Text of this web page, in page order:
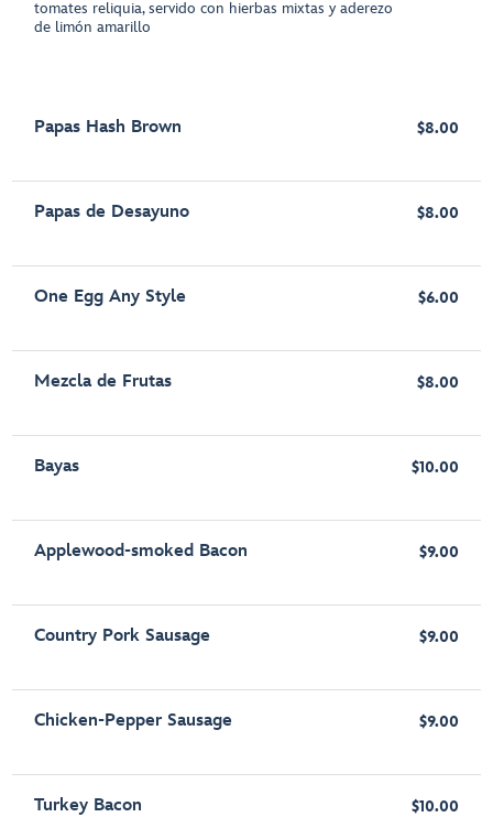
tomates reliquia, servido con hierbas mixtas y aderezo
de limón amarillo
Papas Hash Brown $8.00
Papas de Desayuno $8.00
One Egg Any Style $6.00
Mezcla de Frutas $8.00
Bayas $10.00
Applewood-smoked Bacon $9.00
Country Pork Sausage $9.00
Chicken-Pepper Sausage $9.00
Turkey Bacon $10.00